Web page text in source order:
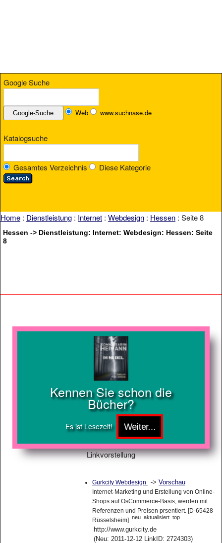
Google Suche
Web www.suchnase.de
Katalogsuche
Gesamtes Verzeichnis Diese Kategorie
Home : Dienstleistung : Internet : Webdesign : Hessen : Seite 8
Hessen -> Dienstleistung: Internet: Webdesign: Hessen: Seite
8
Kennen Sie schon die
Bücher?
Es ist Lesezeit!
Linkvorstellung
Gurkcity Webdesign -> Vorschau
Internet-Marketing und Erstellung von Online-
Shops auf OsCommerce-Basis, werden mit
Referenzen und Preisen prsentiert. [D-65428
Rüsselsheim] neu aktualisiert top
http://www.gurkcity.de
(Neu: 2011-12-12 LinkID: 2724303)